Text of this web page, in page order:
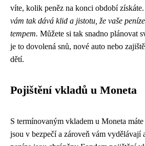
víte, kolik peněz na konci období získáte.
vám tak dává klid a jistotu, že vaše
tempem. Můžete si tak snadno plánovat
je to dovolená snů, nové auto nebo
dětí.
Pojištění vkladů u Moneta
S termínovaným vkladem u Moneta
jsou v bezpečí a zároveň vám vydělávají